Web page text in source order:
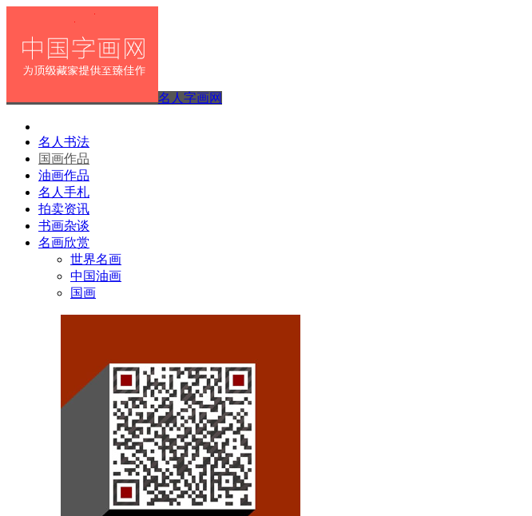
名人字画网
名人书法
国画作品
油画作品
名人手札
拍卖资讯
书画杂谈
名画欣赏
世界名画
中国油画
国画